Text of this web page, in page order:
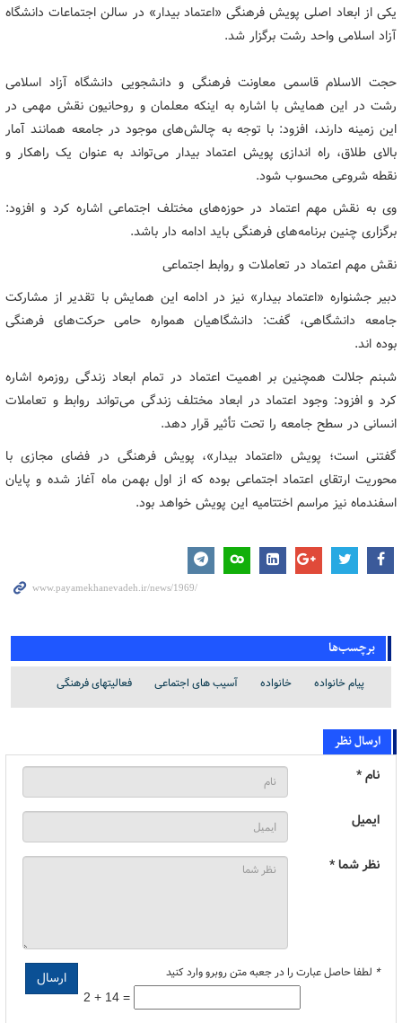
یکی از ابعاد اصلی پویش فرهنگی «اعتماد بیدار» در سالن اجتماعات دانشگاه
آزاد اسلامی واحد رشت برگزار شد.
حجت الاسلام قاسمی معاونت فرهنگی و دانشجویی دانشگاه آزاد اسلامی
رشت در این همایش با اشاره به اینکه معلمان و روحانیون نقش مهمی در
این زمینه دارند، افزود: با توجه به چالش‌های موجود در جامعه همانند آمار
بالای طلاق، راه اندازی پویش اعتماد بیدار می‌تواند به عنوان یک راهکار و
نقطه شروعی محسوب شود.
وی به نقش مهم اعتماد در حوزه‌های مختلف اجتماعی اشاره کرد و افزود:
برگزاری چنین برنامه‌های فرهنگی باید ادامه دار باشد.
نقش مهم اعتماد در تعاملات و روابط اجتماعی
دبیر جشنواره «اعتماد بیدار» نیز در ادامه این همایش با تقدیر از مشارکت
جامعه دانشگاهی، گفت: دانشگاهیان همواره حامی حرکت‌های فرهنگی
بوده اند.
شبنم جلالت همچنین بر اهمیت اعتماد در تمام ابعاد زندگی روزمره اشاره
کرد و افزود: وجود اعتماد در ابعاد مختلف زندگی می‌تواند روابط و تعاملات
انسانی در سطح جامعه را تحت تأثیر قرار دهد.
گفتنی است؛ پویش «اعتماد بیدار»، پویش فرهنگی در فضای مجازی با
محوریت ارتقای اعتماد اجتماعی بوده که از اول بهمن ماه آغاز شده و پایان
اسفندماه نیز مراسم اختتامیه این پویش خواهد بود.
برچسب‌ها
پیام خانواده خانواده آسیب های اجتماعی فعالیتهای فرهنگی
ارسال نظر
نام *
ایمیل
نظر شما *
* لطفا حاصل عبارت را در جعبه متن روبرو وارد کنید
2 + 14 =